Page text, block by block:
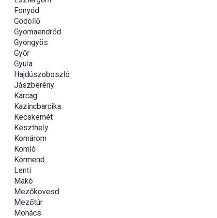
Fonyód
Gödöllő
Gyomaendrőd
Gyöngyös
Győr
Gyula
Hajdúszoboszló
Jászberény
Karcag
Kazincbarcika
Kecskemét
Keszthely
Komárom
Komló
Körmend
Lenti
Makó
Mezőkövesd
Mezőtúr
Mohács